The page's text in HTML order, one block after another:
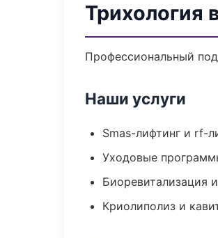
Трихология
Профессиональный
Наши услуги
Smas-лифтинг и rf-
Уходовые
Биоревитализация
Криолиполиз и